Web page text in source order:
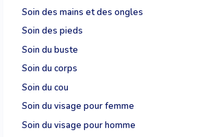
Soin des mains et des ongles
Soin des pieds
Soin du buste
Soin du corps
Soin du cou
Soin du visage pour femme
Soin du visage pour homme